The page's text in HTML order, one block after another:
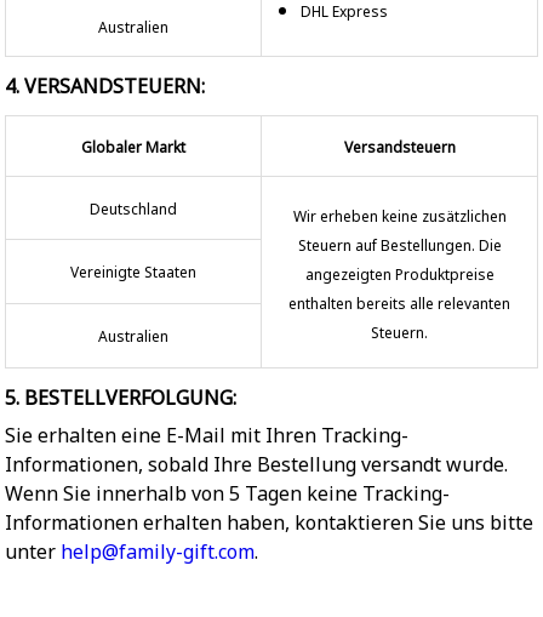
DHL Express
Australien
4. VERSANDSTEUERN:
Globaler Markt Versandsteuern
Deutschland
Wir erheben keine zusätzlichen
Steuern auf Bestellungen. Die
angezeigten Produktpreise
enthalten bereits alle relevanten
Steuern.
Vereinigte Staaten
Australien
5. BESTELLVERFOLGUNG:
Sie erhalten eine E-Mail mit Ihren Tracking-
Informationen, sobald Ihre Bestellung versandt wurde.
Wenn Sie innerhalb von 5 Tagen keine Tracking-
Informationen erhalten haben, kontaktieren Sie uns bitte
unter help@family-gift.com.